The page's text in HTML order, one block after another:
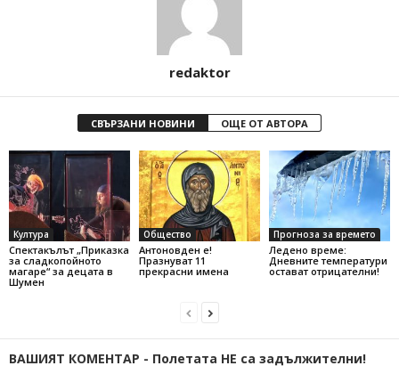
redaktor
СВЪРЗАНИ НОВИНИ ОЩЕ ОТ АВТОРА
Култура
Спектакълът „Приказка
за сладкопойното
магаре“ за децата в
Шумен
Общество
Антоновден е!
Празнуват 11
прекрасни имена
Прогноза за времето
Ледено време:
Дневните температури
остават отрицателни!
ВАШИЯТ КОМЕНТАР - Полетата НЕ са задължителни!